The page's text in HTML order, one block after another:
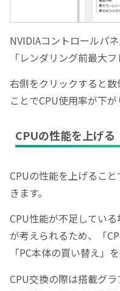
NVIDIAコントロールパ
「レンダリング前最大
右側をクリックすると
ことでCPU使用率が下が
CPUの性能を上げる
CPUの性能を上げるこ
きます。
CPU性能が不足してい
が考えられるため、「
「PC本体の買い替え」
CPU交換の際は搭載グ